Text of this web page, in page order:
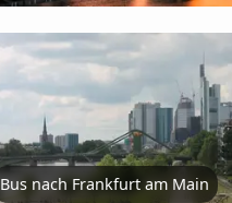
Bus nach Frankfurt am Main